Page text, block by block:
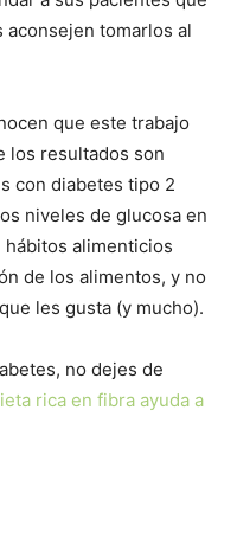
aconsejen tomarlos al
que este trabajo
los resultados son
con diabetes tipo 2
niveles de glucosa en
hábitos alimenticios
de los alimentos, y no
les gusta (y mucho).
no dejes de
rica en fibra ayuda a